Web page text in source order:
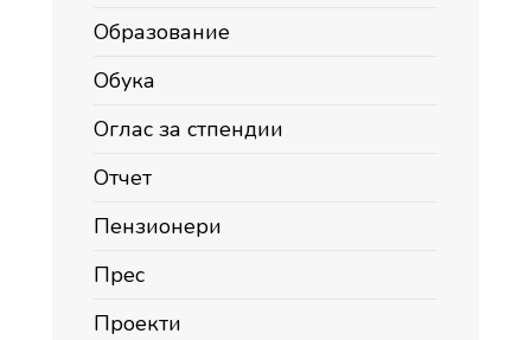
Образование
Обука
Оглас за стпендии
Отчет
Пензионери
Прес
Проекти